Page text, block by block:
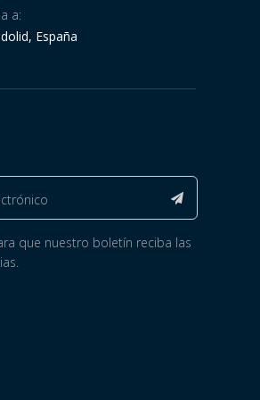
a:
España
que nuestro boletín reciba las